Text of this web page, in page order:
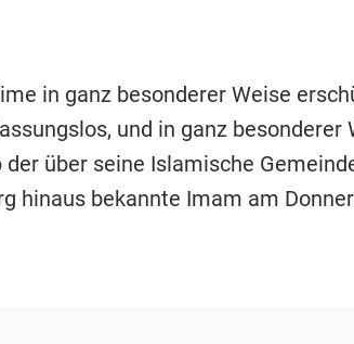
in ganz besonderer Weise
und in ganz besonderer
über seine Islamische
hinaus bekannte Imam am